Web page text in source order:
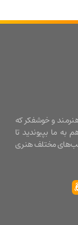
خوشفکر که
تا
هنری